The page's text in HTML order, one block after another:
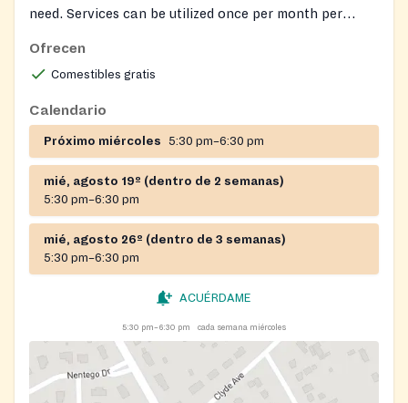
need. Services can be utilized once per month per
accepted.
Ofrecen
Comestibles gratis
Calendario
Próximo miércoles 5:30 pm–6:30 pm
mié, agosto 19º (dentro de 2 semanas)
5:30 pm–6:30 pm
mié, agosto 26º (dentro de 3 semanas)
5:30 pm–6:30 pm
ACUÉRDAME
5:30 pm–6:30 pm cada semana miércoles